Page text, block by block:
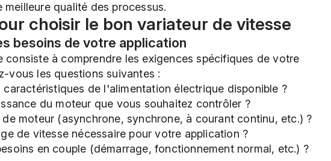
meilleure qualité des processus.
choisir le bon variateur de vitesse
besoins de votre application
consiste à comprendre les exigences spécifiques de votre
vous les questions suivantes :
caractéristiques de l'alimentation électrique disponible ?
du moteur que vous souhaitez contrôler ?
moteur (asynchrone, synchrone, à courant continu, etc.) ?
de vitesse nécessaire pour votre application ?
en couple (démarrage, fonctionnement normal, etc.) ?